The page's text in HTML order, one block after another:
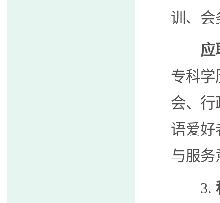
训、会
应
专科学
会、行
语爱好
与服务
3.